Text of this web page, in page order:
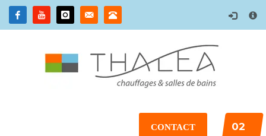
×
CONTACT
02